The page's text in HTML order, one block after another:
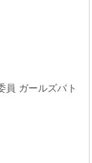
員 ガールズバト